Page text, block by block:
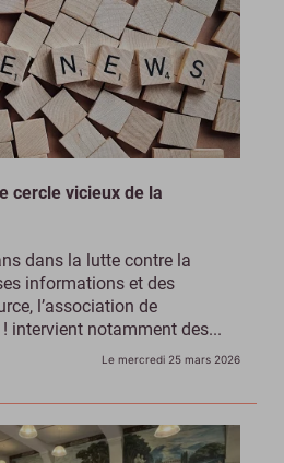
cercle vicieux de la
dans la lutte contre la
informations et des
l’association de
intervient notamment des...
Le mercredi 25 mars 2026